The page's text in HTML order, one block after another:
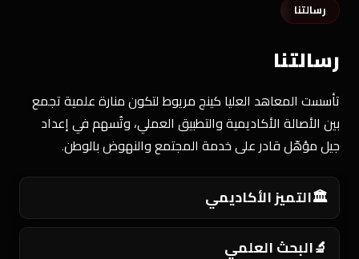
رسالتنا
رسالتنا
تأسست المعاهد العليا كينج مريوط لتكون منارة علمية تجمع
بين الأصالة الأكاديمية والتطبيق العملي، وتُسهم في إعداد
جيل مؤهّل قادر على خدمة المجتمع والنهوض بالوطن.
🏛️التميز الأكاديمي
🔬 البحث العلمي